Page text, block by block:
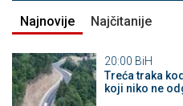
Najnovije Najčitanije
20:00 BiH
Treća traka
koji niko ne